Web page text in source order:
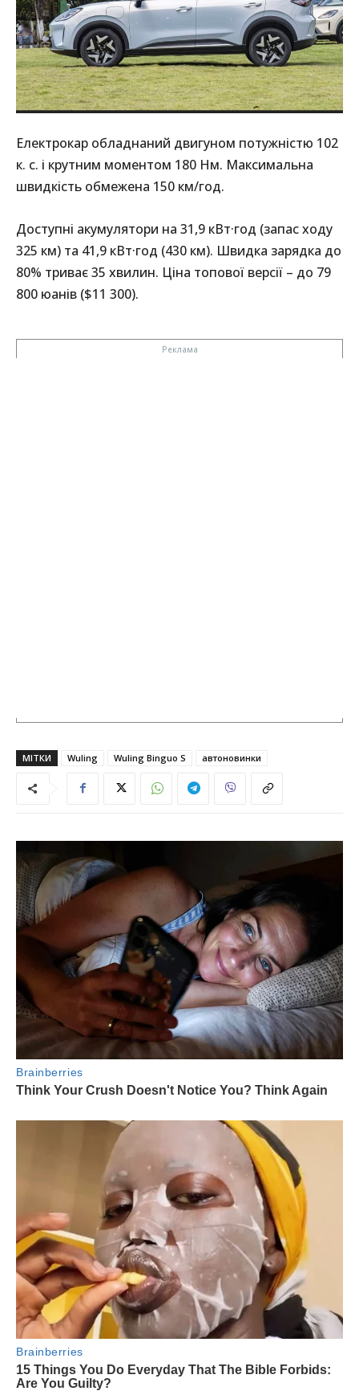
Електрокар обладнаний двигуном потужністю 102
к. с. і крутним моментом 180 Нм. Максимальна
швидкість обмежена 150 км/год.
Доступні акумулятори на 31,9 кВт·год (запас ходу
325 км) та 41,9 кВт·год (430 км). Швидка зарядка до
80% триває 35 хвилин. Ціна топової версії – до 79
800 юанів ($11 300).
МІТКИ Wuling Wuling Binguo S автоновинки